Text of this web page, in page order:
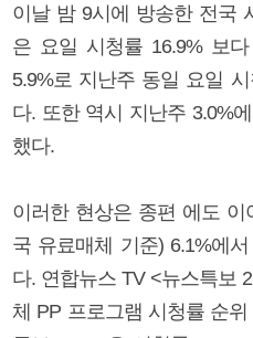
이날 밤 9시에 방송한 전국
은 요일 시청률 16.9% 보
5.9%로 지난주 동일 요일
다. 또한 역시 지난주 3.0%
했다.
이러한 현상은 종편 에도 이
국 유료매체 기준) 6.1%에
다. 연합뉴스 TV <뉴스특보
체 PP 프로그램 시청률 순